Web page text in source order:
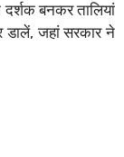
दर्शक बनकर तालियां
जहां सरकार ने